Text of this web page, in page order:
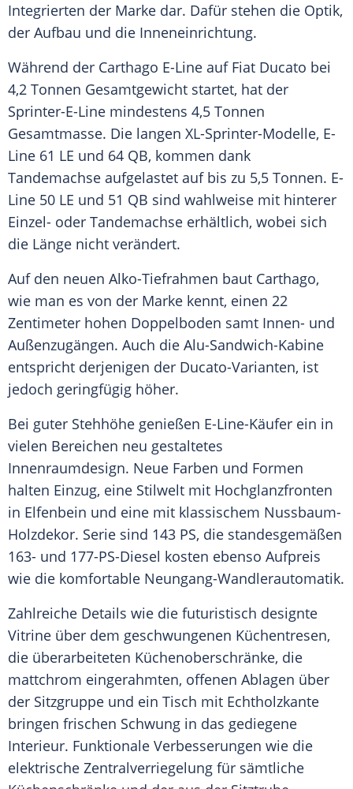
Integrierten der Marke dar. Dafür stehen die Optik,
der Aufbau und die Inneneinrichtung.
Während der Carthago E-Line auf Fiat Ducato bei
4,2 Tonnen Gesamtgewicht startet, hat der
Sprinter-E-Line mindestens 4,5 Tonnen
Gesamtmasse. Die langen XL-Sprinter-Modelle, E-
Line 61 LE und 64 QB, kommen dank
Tandemachse aufgelastet auf bis zu 5,5 Tonnen. E-
Line 50 LE und 51 QB sind wahlweise mit hinterer
Einzel- oder Tandemachse erhältlich, wobei sich
die Länge nicht verändert.
Auf den neuen Alko-Tiefrahmen baut Carthago,
wie man es von der Marke kennt, einen 22
Zentimeter hohen Doppelboden samt Innen- und
Außenzugängen. Auch die Alu-Sandwich-Kabine
entspricht derjenigen der Ducato-Varianten, ist
jedoch geringfügig höher.
Bei guter Stehhöhe genießen E-Line-Käufer ein in
vielen Bereichen neu gestaltetes
Innenraumdesign. Neue Farben und Formen
halten Einzug, eine Stilwelt mit Hochglanzfronten
in Elfenbein und eine mit klassischem Nussbaum-
Holzdekor. Serie sind 143 PS, die standesgemäßen
163- und 177-PS-Diesel kosten ebenso Aufpreis
wie die komfortable Neungang-Wandlerautomatik.
Zahlreiche Details wie die futuristisch designte
Vitrine über dem geschwungenen Küchentresen,
die überarbeiteten Küchenoberschränke, die
mattchrom eingerahmten, offenen Ablagen über
der Sitzgruppe und ein Tisch mit Echtholzkante
bringen frischen Schwung in das gediegene
Interieur. Funktionale Verbesserungen wie die
elektrische Zentralverriegelung für sämtliche